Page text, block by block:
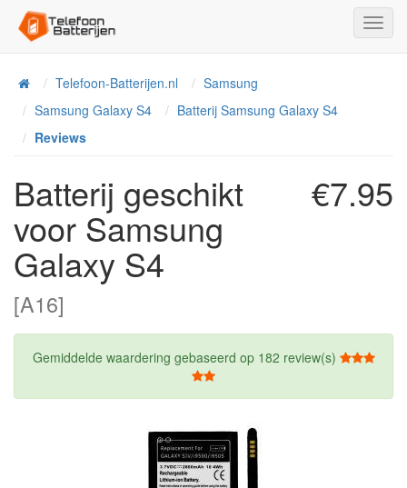
HomeTelefoon-Batterijen.nl
Samsung
Samsung Galaxy S4
Batterij Samsung Galaxy S4
Reviews
€7.95
Batterij geschikt
voor Samsung
Galaxy S4
[A16]
Gemiddelde waardering gebaseerd op 182 review(s)